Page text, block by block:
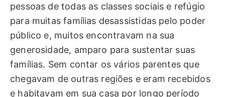
pessoas de todas as classes sociais e refúgio
para muitas famílias desassistidas pelo poder
público e, muitos encontravam na sua
generosidade, amparo para sustentar suas
famílias. Sem contar os vários parentes que
chegavam de outras regiões e eram recebidos
e habitavam em sua casa por longo período